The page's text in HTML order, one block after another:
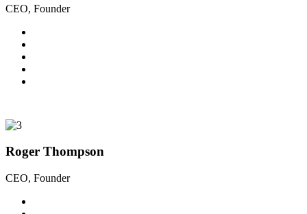
CEO, Founder
Roger Thompson
CEO, Founder